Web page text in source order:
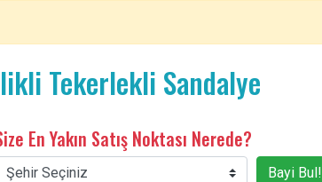
Tekerlekli Sandalye
En Yakın Satış Noktası Nerede?
Bayi Bul!